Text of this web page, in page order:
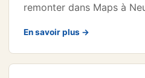
remonter dans Maps à
En savoir plus →